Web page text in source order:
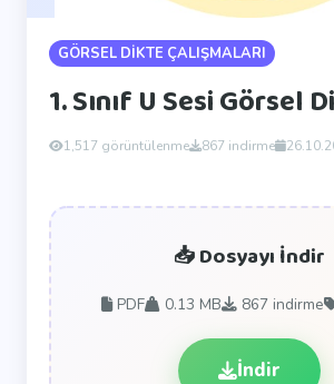
GÖRSEL DİKTE ÇALIŞMALARI
1. Sınıf U Sesi Görsel
1,517 görüntülenme 867 indirme
📥 Dosyayı İndir
PDF 0.13 MB 867 indirme
İndir